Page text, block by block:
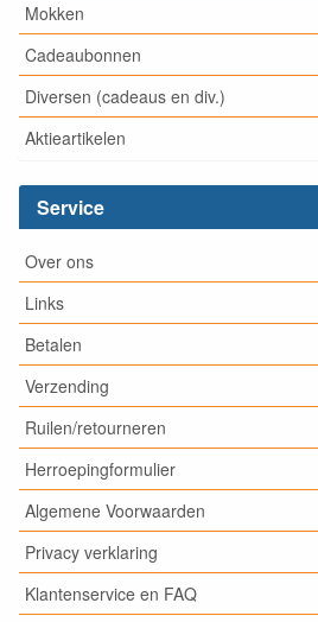
Mokken
Cadeaubonnen
Diversen (cadeaus en div.)
Aktieartikelen
Service
Over ons
Links
Betalen
Verzending
Ruilen/retourneren
Herroepingformulier
Algemene Voorwaarden
Privacy verklaring
Klantenservice en FAQ